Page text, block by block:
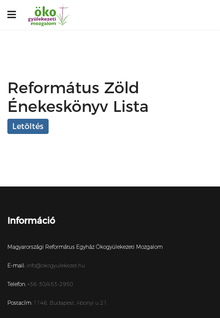
Református Zöld
Énekeskönyv Lista
Letöltés
Információ
Magyarországi Református Egyház Ökogyülekezeti Mozgalom
E-mail: info@okogyulekezet.hu
Telefon: +36-30/453-2950
Postacím: 1146, Budapest, Abonyi u 21.